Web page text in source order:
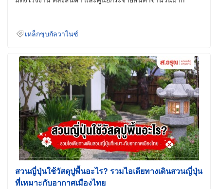
เหล็กชุบกัลวาไนซ์
สวนญี่ปุ่นใช้วัสดุปูพื้นอะไร? รวมไอเดียทางเดินสวนญี่ปุ่น
ที่เหมาะกับอากาศเมืองไทย